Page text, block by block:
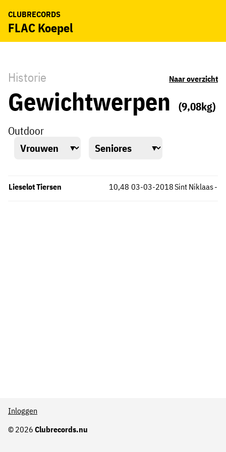
CLUBRECORDS
FLAC Koepel
Historie Naar overzicht
Gewichtwerpen
(9,08kg)
Outdoor
Lieselot Tiersen Sint Niklaas
10,48 -
03-03-2018
© 2026 Clubrecords.nu
Inloggen